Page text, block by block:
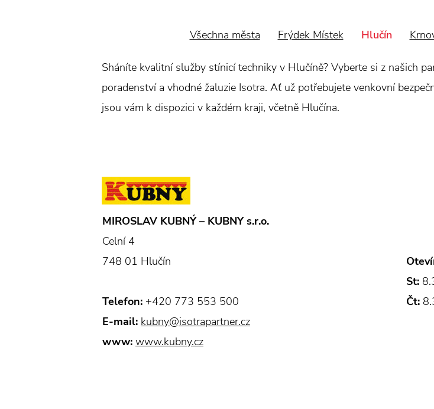
Všechna města Frýdek Místek Hlučín
Sháníte kvalitní služby stínicí techniky v Hlučíně? Vyberte si z našich
poradenství a vhodné žaluzie Isotra. Ať už potřebujete venkovní
jsou vám k dispozici v každém kraji, včetně Hlučína.
MIROSLAV KUBNÝ – KUBNY s.r.o.
Celní 4
748 01 Hlučín
Telefon: +420 773 553 500
E-mail: kubny@isotrapartner.cz
www: www.kubny.cz
St:
Čt: